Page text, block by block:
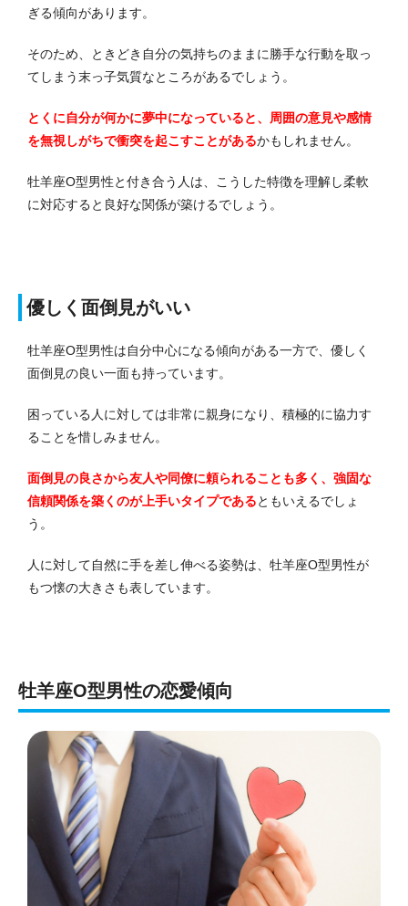
ぎる傾向があります。
そのため、ときどき自分の気持ちのままに勝手な行動を取っ
てしまう末っ子気質なところがあるでしょう。
とくに自分が何かに夢中になっていると、周囲の意見や感情
を無視しがちで衝突を起こすことがあるかもしれません。
牡羊座O型男性と付き合う人は、こうした特徴を理解し柔軟
に対応すると良好な関係が築けるでしょう。
優しく面倒見がいい
牡羊座O型男性は自分中心になる傾向がある一方で、優しく
面倒見の良い一面も持っています。
困っている人に対しては非常に親身になり、積極的に協力す
ることを惜しみません。
面倒見の良さから友人や同僚に頼られることも多く、強固な
信頼関係を築くのが上手いタイプであるともいえるでしょ
う。
人に対して自然に手を差し伸べる姿勢は、牡羊座O型男性が
もつ懐の大きさも表しています。
牡羊座O型男性の恋愛傾向